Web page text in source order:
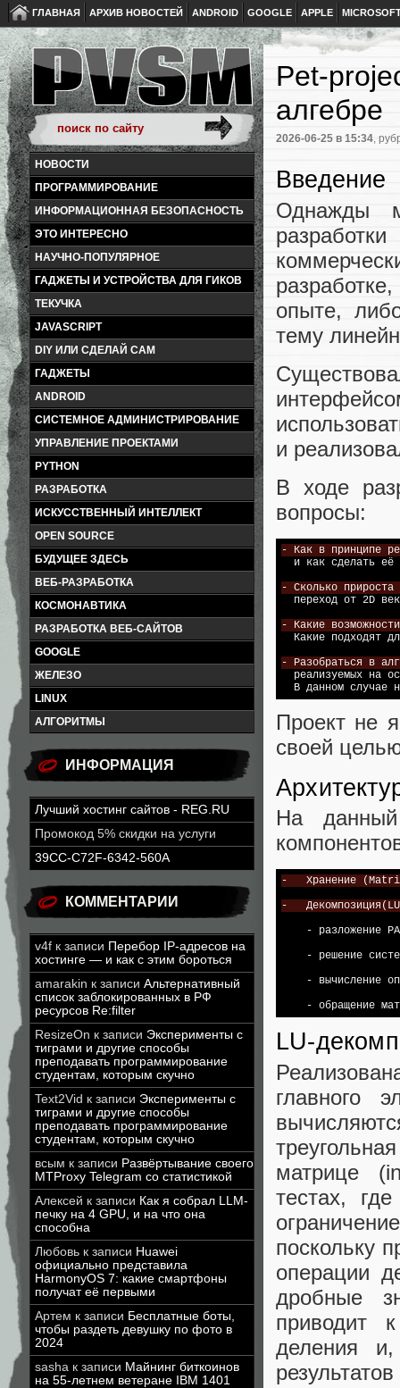
ГЛАВНАЯ АРХИВ НОВОСТЕЙ ANDROID GOOGLE APPLE
НОВОСТИ
ПРОГРАММИРОВАНИЕ
ИНФОРМАЦИОННАЯ БЕЗОПАСНОСТЬ
ЭТО ИНТЕРЕСНО
НАУЧНО-ПОПУЛЯРНОЕ
ГАДЖЕТЫ И УСТРОЙСТВА ДЛЯ ГИКОВ
ТЕКУЧКА
JAVASCRIPT
DIY ИЛИ СДЕЛАЙ САМ
ГАДЖЕТЫ
ANDROID
СИСТЕМНОЕ АДМИНИСТРИРОВАНИЕ
УПРАВЛЕНИЕ ПРОЕКТАМИ
PYTHON
РАЗРАБОТКА
ИСКУССТВЕННЫЙ ИНТЕЛЛЕКТ
OPEN SOURCE
БУДУЩЕЕ ЗДЕСЬ
ВЕБ-РАЗРАБОТКА
КОСМОНАВТИКА
РАЗРАБОТКА ВЕБ-САЙТОВ
GOOGLE
ЖЕЛЕЗО
LINUX
АЛГОРИТМЫ
ИНФОРМАЦИЯ
Лучший хостинг сайтов - REG.RU
Промокод 5% скидки на услуги
39CC-C72F-6342-560A
КОММЕНТАРИИ
v4f к записи Перебор IP-адресов на
хостинге — и как с этим бороться
amarakin к записи Альтернативный
список заблокированных в РФ
ресурсов Re:filter
ResizeOn к записи Эксперименты с
тиграми и другие способы
преподавать программирование
студентам, которым скучно
Text2Vid к записи Эксперименты с
тиграми и другие способы
преподавать программирование
студентам, которым скучно
всым к записи Развёртывание своего
MTProxy Telegram со статистикой
Алексей к записи Как я собрал LLM-
печку на 4 GPU, и на что она
способна
Любовь к записи Huawei
официально представила
HarmonyOS 7: какие смартфоны
получат её первыми
Артем к записи Бесплатные боты,
чтобы раздеть девушку по фото в
2024
sasha к записи Майнинг биткоинов
на 55-летнем ветеране IBM 1401
Pet-
алгебре
2026-06-25 в 15:34,
Введение
Однажды
опыте,
тему
и
В ходе
вопросы:
- Как в принципе
и как сделать её
- Сколько прироста
переход от 2D
- Какие
Какие подходят
- Разобраться в
реализуемых на
Проект не
своей
На
-   Хранение
-
- разложение
- решение
- вычисление
LU-
главного
матрице
тестах,
поскольку
операции
дробные
приводит
деления